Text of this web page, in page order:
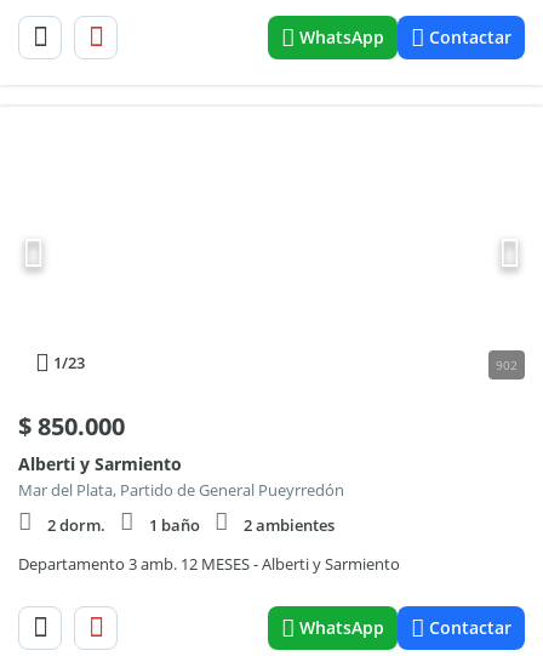
WhatsApp Contactar
1/23 902
$850.000
Alberti y Sarmiento
Mar del Plata, Partido de General Pueyrredón
2 dorm.
1 baño
2 ambientes
Departamento 3 amb. 12 MESES - Alberti y Sarmiento
WhatsApp Contactar